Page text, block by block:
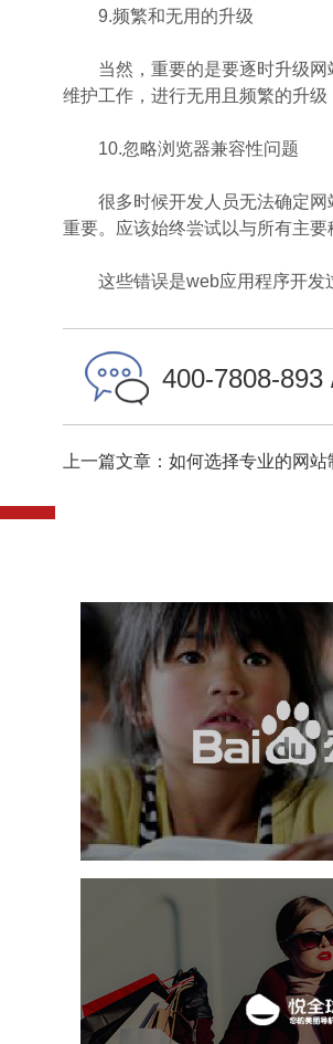
9.频繁和无用的升级
当然，重要的是要逐时升级网
维护工作，进行无用且频繁的升
10.忽略浏览器兼容性问题
很多时候开发人员无法确定网
重要。应该始终尝试以与所有主要
这些错误是web应用程序开发
400-7808-893
上一篇文章：如何选择专业的网站
百度
软件科技 IT平台整体
互动营销
悦全